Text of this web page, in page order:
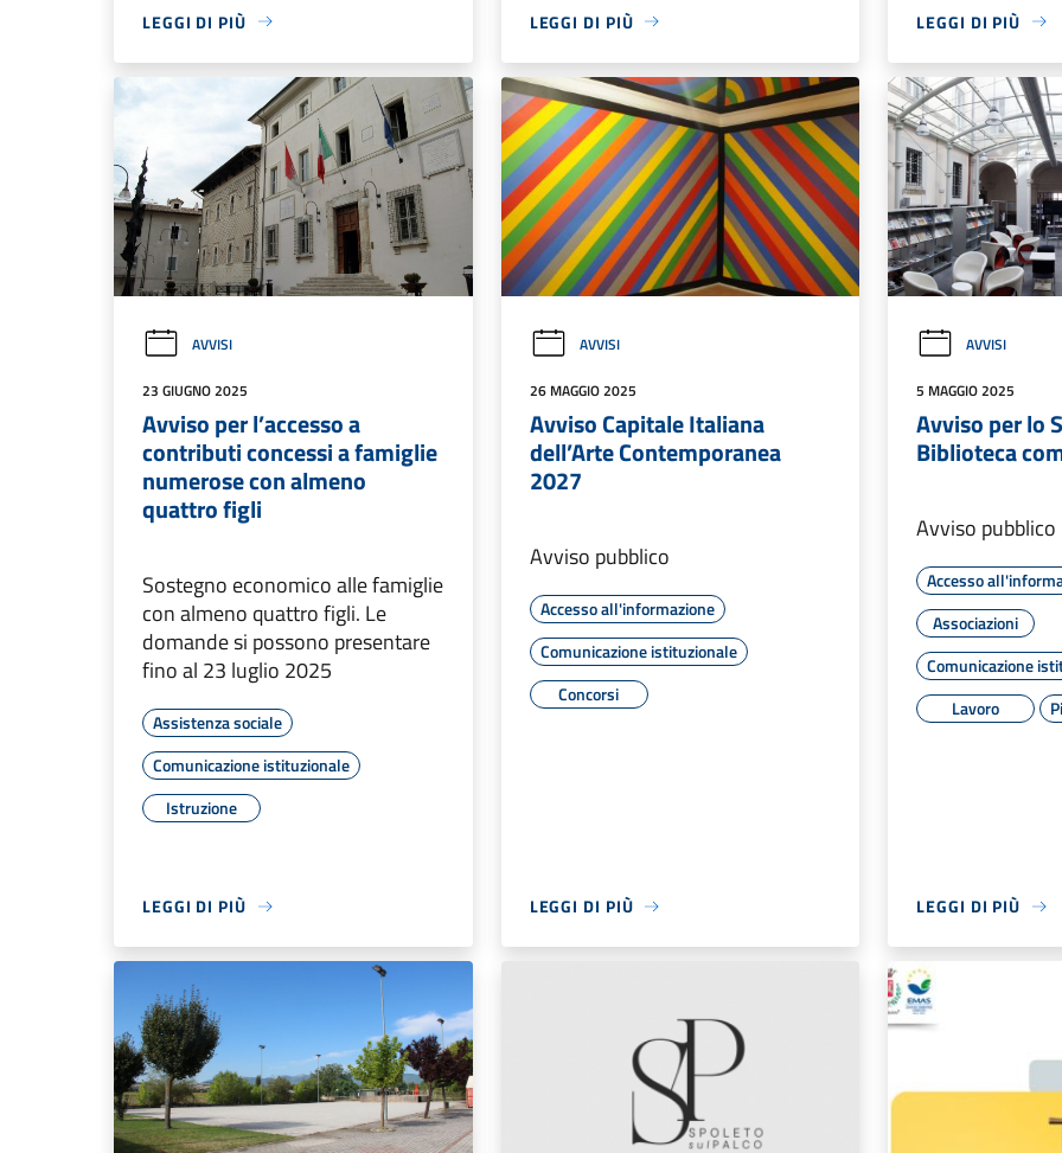
LEGGI DI PIÙ LEGGI DI PIÙ LEGGI DI PIÙ
AVVISI
23 GIUGNO 2025
Avviso per l’accesso a
contributi concessi a famiglie
numerose con almeno
quattro figli
Sostegno economico alle famiglie
con almeno quattro figli. Le
domande si possono presentare
fino al 23 luglio 2025
Assistenza sociale
Comunicazione istituzionale
Istruzione
LEGGI DI PIÙ
AVVISI
26 MAGGIO 2025
Avviso Capitale Italiana
dell’Arte Contemporanea
2027
Avviso pubblico
Accesso all'informazione
Comunicazione istituzionale
Concorsi
LEGGI DI PIÙ
AVVISI
5 MAGGIO 2025
Avviso per lo
Biblioteca
Avviso pubblico
Accesso
Associazioni
Comunicazione
Lavoro
LEGGI DI PIÙ